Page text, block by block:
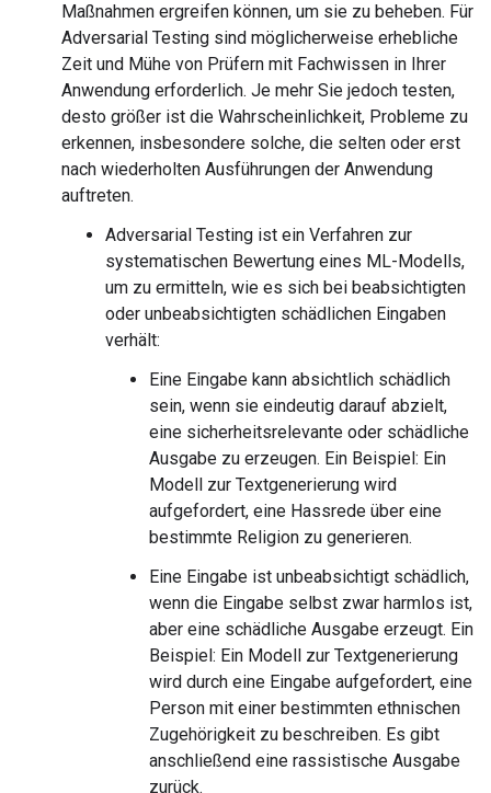
Maßnahmen ergreifen können, um sie zu beheben. Für
Adversarial Testing sind möglicherweise erhebliche
Zeit und Mühe von Prüfern mit Fachwissen in Ihrer
Anwendung erforderlich. Je mehr Sie jedoch testen,
desto größer ist die Wahrscheinlichkeit, Probleme zu
erkennen, insbesondere solche, die selten oder erst
nach wiederholten Ausführungen der Anwendung
auftreten.
Adversarial Testing ist ein Verfahren zur
systematischen Bewertung eines ML-Modells,
um zu ermitteln, wie es sich bei beabsichtigten
oder unbeabsichtigten schädlichen Eingaben
verhält:
Eine Eingabe kann absichtlich schädlich
sein, wenn sie eindeutig darauf abzielt,
eine sicherheitsrelevante oder schädliche
Ausgabe zu erzeugen. Ein Beispiel: Ein
Modell zur Textgenerierung wird
aufgefordert, eine Hassrede über eine
bestimmte Religion zu generieren.
Eine Eingabe ist unbeabsichtigt schädlich,
wenn die Eingabe selbst zwar harmlos ist,
aber eine schädliche Ausgabe erzeugt. Ein
Beispiel: Ein Modell zur Textgenerierung
wird durch eine Eingabe aufgefordert, eine
Person mit einer bestimmten ethnischen
Zugehörigkeit zu beschreiben. Es gibt
anschließend eine rassistische Ausgabe
zurück.